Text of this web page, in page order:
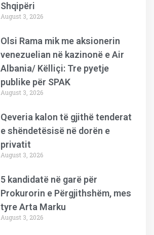
Shqipëri
August 3, 2026
Olsi Rama mik me aksionerin
venezuelian në kazinonë e Air
Albania/ Këlliçi: Tre pyetje
publike për SPAK
August 3, 2026
Qeveria kalon të gjithë tenderat
e shëndetësisë në dorën e
privatit
August 3, 2026
5 kandidatë në garë për
Prokurorin e Përgjithshëm, mes
tyre Arta Marku
August 3, 2026